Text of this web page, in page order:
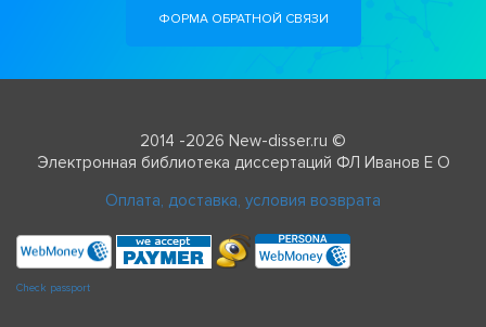
ФОРМА ОБРАТНОЙ СВЯЗИ
2014 -2026 New-disser.ru ©
Электронная библиотека диссертаций ФЛ Иванов Е О
Оплата, доставка, условия возврата
Check passport